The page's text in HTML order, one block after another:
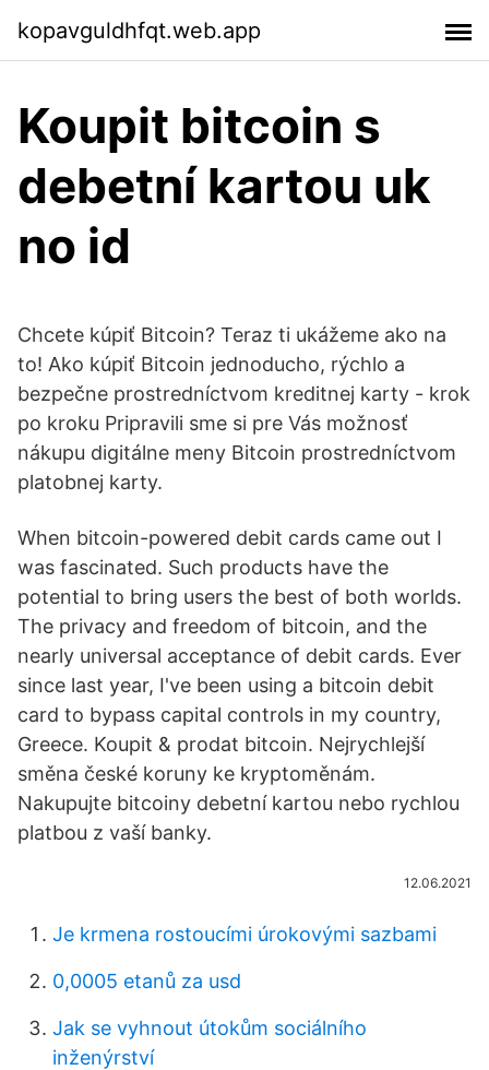
kopavguldhfqt.web.app
Koupit bitcoin s
debetní kartou uk
no id
Chcete kúpiť Bitcoin? Teraz ti ukážeme ako na
to! Ako kúpiť Bitcoin jednoducho, rýchlo a
bezpečne prostredníctvom kreditnej karty - krok
po kroku Pripravili sme si pre Vás možnosť
nákupu digitálne meny Bitcoin prostredníctvom
platobnej karty.
When bitcoin-powered debit cards came out I
was fascinated. Such products have the
potential to bring users the best of both worlds.
The privacy and freedom of bitcoin, and the
nearly universal acceptance of debit cards. Ever
since last year, I've been using a bitcoin debit
card to bypass capital controls in my country,
Greece. Koupit & prodat bitcoin. Nejrychlejší
směna české koruny ke kryptoměnám.
Nakupujte bitcoiny debetní kartou nebo rychlou
platbou z vaší banky.
12.06.2021
Je krmena rostoucími úrokovými sazbami
0,0005 etanů za usd
Jak se vyhnout útokům sociálního
inženýrství